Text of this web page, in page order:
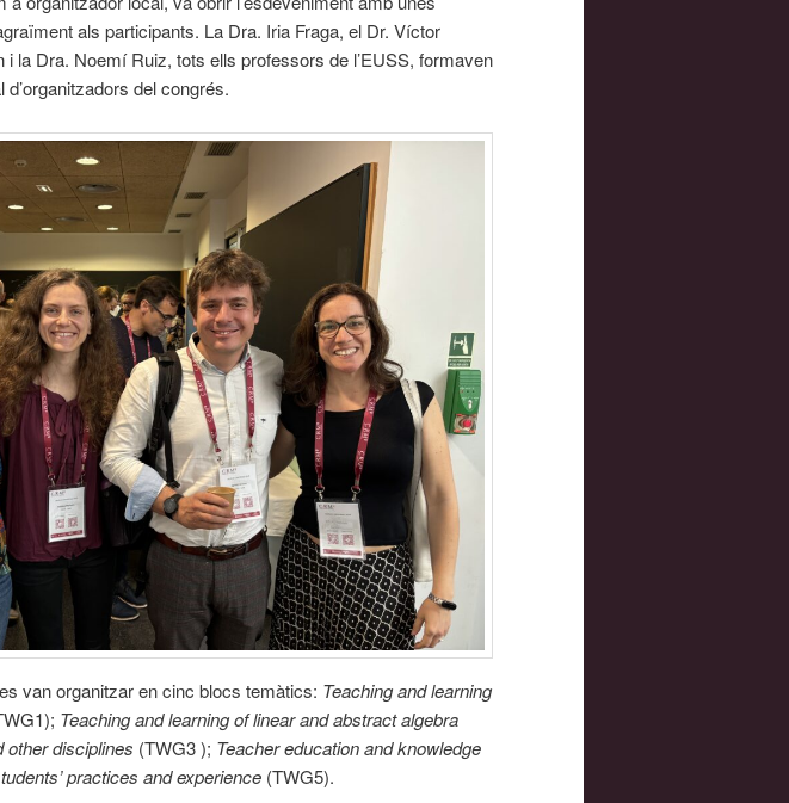
als participants. La Dra. Iria Fraga, el Dr. Víctor
la Dra. Noemí Ruiz, tots ells professors de l’EUSS, formaven
del congrés.
van organitzar en cinc blocs temàtics: Teaching and learning
Teaching and learning of linear and abstract algebra
disciplines (TWG3 ); Teacher education and knowledge
practices and experience (TWG5).